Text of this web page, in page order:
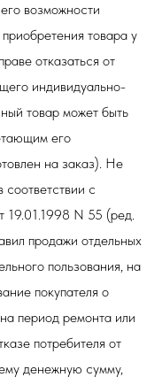
возможности
товара у
отказаться от
индивидуально-
товар может быть
его
на заказ). Не
с
19.01.1998 N 55 (ред.
продажи отдельных
пользования, на
покупателя о
период ремонта или
потребителя от
денежную сумму,